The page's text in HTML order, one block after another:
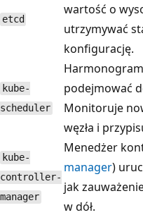
etcd
wartość o
utrzymywać
konfigurację.
kube-
scheduler
podejmować
Monitoruje
węzła i
kube-
controller-
manager
Menedżer
manager)
jak
w dół.